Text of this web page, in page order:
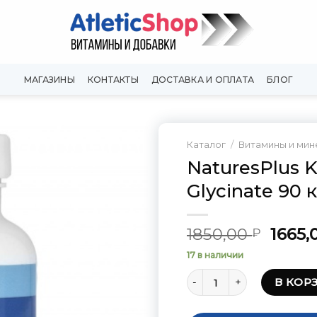
МАГАЗИНЫ КОНТАКТЫ ДОСТАВКА И ОПЛАТА БЛОГ
Каталог / Витамины и
NaturesPlus
Glycinate 90
1850,00₽
17 в наличии
Количество товара
В